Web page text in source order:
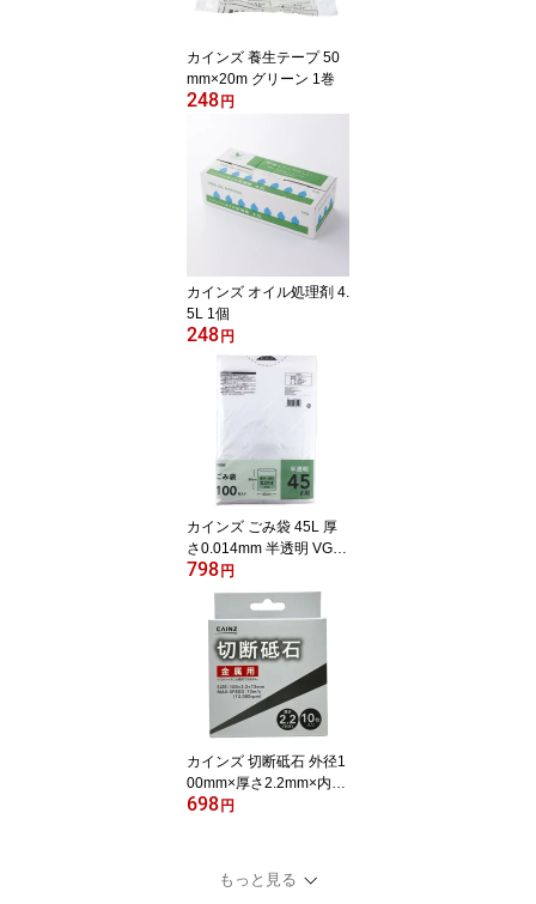
カインズ 養生テープ 50
mm×20m グリーン 1巻
248 円
カインズ オイル処理剤 4.
5L 1個
248 円
カインズ ごみ袋 45L 厚
さ0.014mm 半透明 VG45
14100 100枚
798 円
カインズ 切断砥石 外径1
00mm×厚さ2.2mm×内径
15mm 10枚
698 円
もっと見る